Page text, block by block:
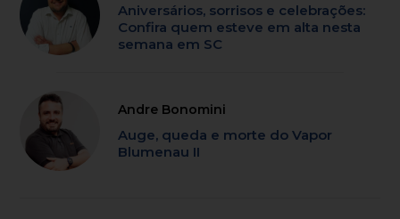
Aniversários, sorrisos e celebrações:
Confira quem esteve em alta nesta
semana em SC
Andre Bonomini
Auge, queda e morte do Vapor
Blumenau II